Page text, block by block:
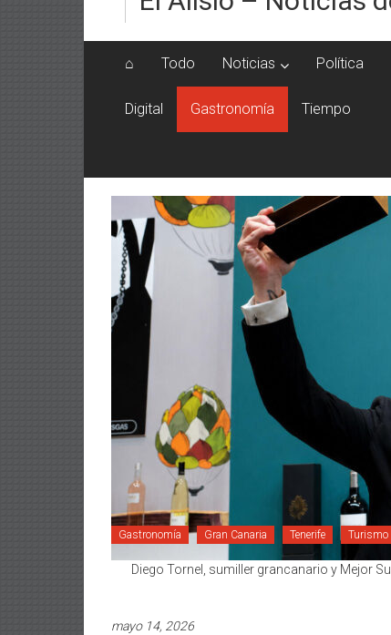
⌂ Todo Noticias Política
Digital Gastronomía Tiempo
Gastronomía Gran Canaria Tenerife Turismo
Diego Tornel, sumiller grancanario y Mejor
mayo 14, 2026